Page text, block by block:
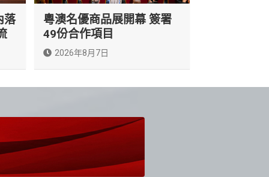
落
粵澳名優商品展開幕 簽署
49份合作項目
2026年8月7日